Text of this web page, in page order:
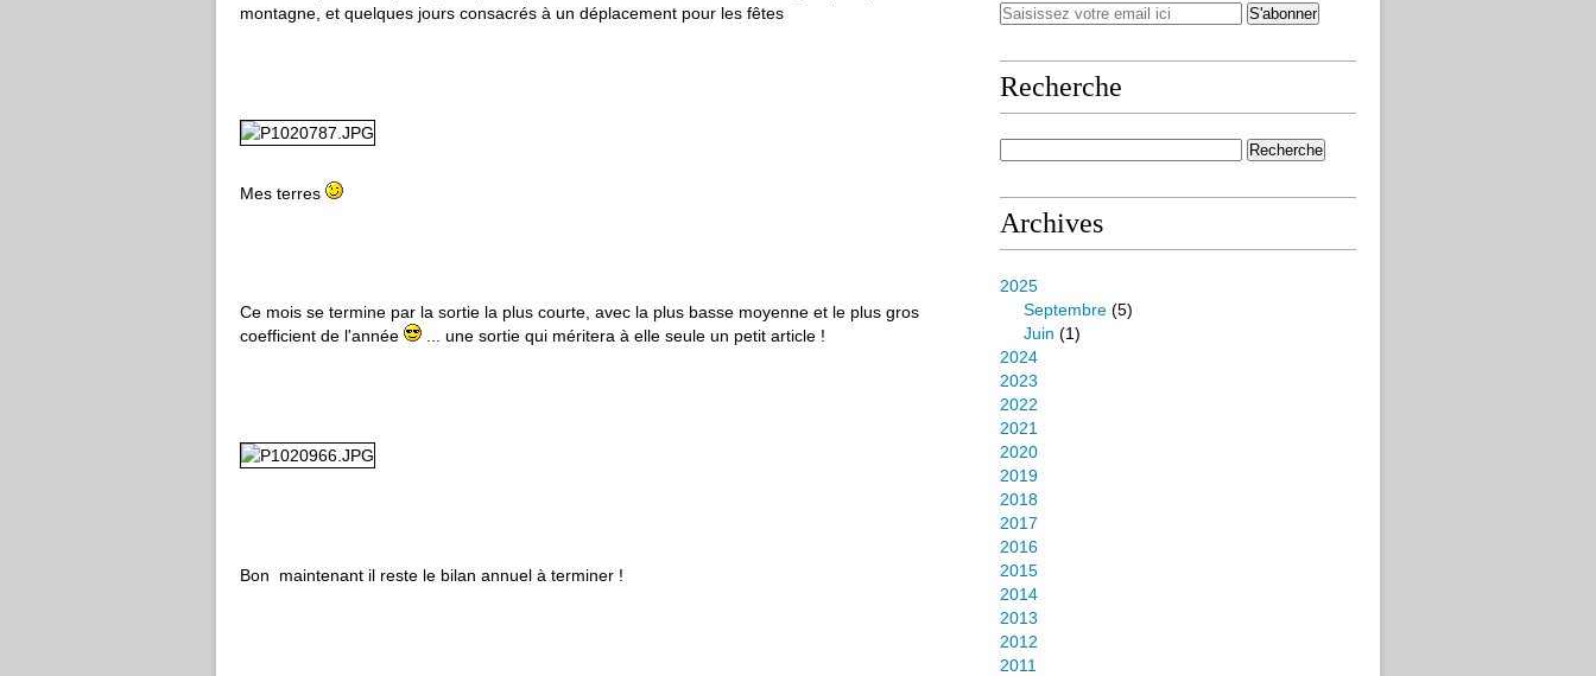
montagne, et quelques jours consacrés à un déplacement pour les fêtes
Mes terres
Ce mois se termine par la sortie la plus courte, avec la plus basse moyenne et le plus gros
coefficient de l'année
... une sortie qui méritera à elle seule un petit article !
Bon maintenant il reste le bilan annuel à terminer !
Recherche
Archives
2025
Septembre (5)
Juin (1)
2024
2023
2022
2021
2020
2019
2018
2017
2016
2015
2014
2013
2012
2011